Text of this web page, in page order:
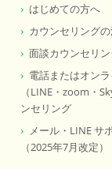
はじめての方へ
カウンセリング
面談カウンセリ
電話またはオン
（LINE・zoom・
ンセリング
メール・LINE サ
（2025年7月改定）